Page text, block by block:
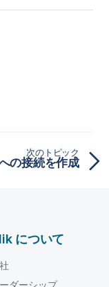
次のトピック
の接続を作成
について
ダーシップ